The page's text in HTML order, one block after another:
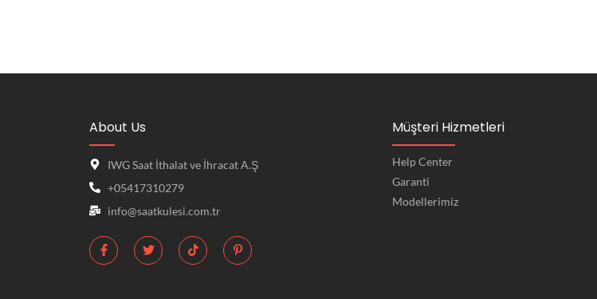
About Us
IWG Saat İthalat ve İhracat A.Ş
+05417310279
info@saatkulesi.com.tr
Müşteri Hizmetleri
Help Center
Garanti
Modellerimiz